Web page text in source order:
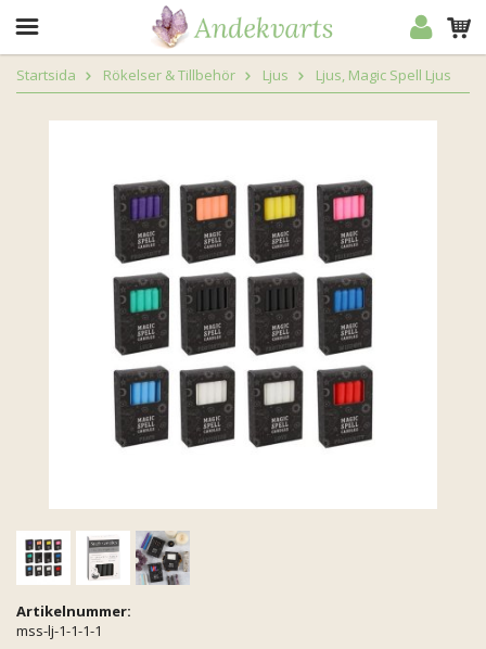
Startsida Rökelser & Tillbehör Ljus Ljus, Magic Spell Ljus
Artikelnummer:
mss-lj-1-1-1-1